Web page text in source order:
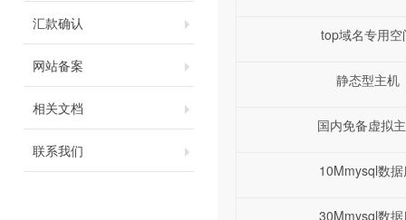
汇款确认
网站备案
相关文档
联系我们
top域名专用空
静态型主机
国内免备虚拟
10Mmysql数
30Mmysql数